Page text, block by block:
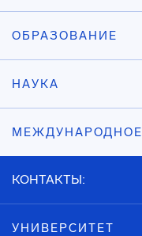
ОБРАЗОВАНИЕ
НАУКА
КОНТАКТЫ:
УНИВЕРСИТЕТ